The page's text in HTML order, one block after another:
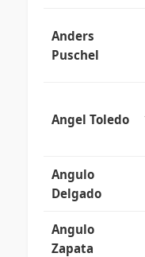
Anders
Puschel
Angel Toledo
Angulo
Delgado
Angulo
Zapata